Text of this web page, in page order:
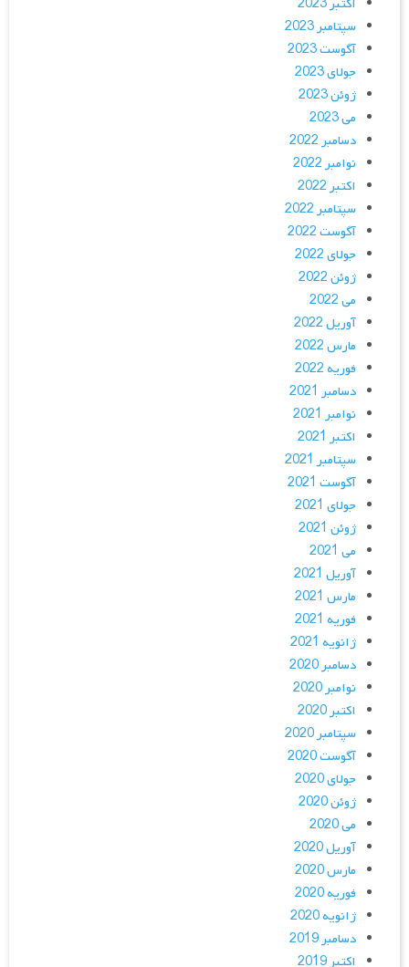
سپتامبر 2023
آگوست 2023
جولای 2023
ژوئن 2023
می 2023
دسامبر 2022
نوامبر 2022
اکتبر 2022
سپتامبر 2022
آگوست 2022
جولای 2022
ژوئن 2022
می 2022
آوریل 2022
مارس 2022
فوریه 2022
دسامبر 2021
نوامبر 2021
اکتبر 2021
سپتامبر 2021
آگوست 2021
جولای 2021
ژوئن 2021
می 2021
آوریل 2021
مارس 2021
فوریه 2021
ژانویه 2021
دسامبر 2020
نوامبر 2020
اکتبر 2020
سپتامبر 2020
آگوست 2020
جولای 2020
ژوئن 2020
می 2020
آوریل 2020
مارس 2020
فوریه 2020
ژانویه 2020
دسامبر 2019
اکتبر 2019